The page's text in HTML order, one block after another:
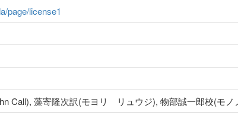
page/license1
Call), 藻寄隆次訳(モヨリ リュウジ), 物部誠一郎校(モ